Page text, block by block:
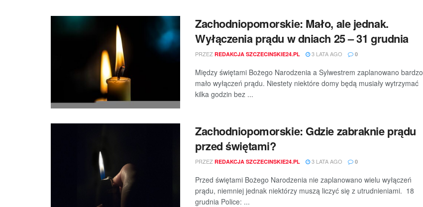
Zachodniopomorskie: Mało, ale jednak.
Wyłączenia prądu w dniach 25 – 31 grudnia
PRZEZ REDAKCJA SZCZECINSKIE24.PL 3 LATA AGO 0
Między świętami Bożego Narodzenia a Sylwestrem zaplanowano bardzo
mało wyłączeń prądu. Niestety niektóre domy będą musiały wytrzymać
kilka godzin bez ...
Zachodniopomorskie: Gdzie zabraknie prądu
przed świętami?
PRZEZ REDAKCJA SZCZECINSKIE24.PL 3 LATA AGO 0
Przed świętami Bożego Narodzenia nie zaplanowano wielu wyłączeń
prądu, niemniej jednak niektórzy muszą liczyć się z utrudnieniami. 18
grudnia Police: ...